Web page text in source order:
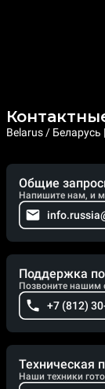
Belarus / Беларусь
Общие
Напишите нам, и
Поддержка
Позвоните нашим
+7 (812)
Техническая
Наши техники